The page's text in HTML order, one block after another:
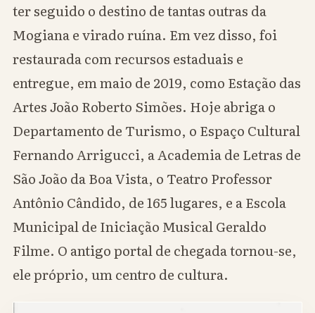
ter seguido o destino de tantas outras da
Mogiana e virado ruína. Em vez disso, foi
restaurada com recursos estaduais e
entregue, em maio de 2019, como Estação das
Artes João Roberto Simões. Hoje abriga o
Departamento de Turismo, o Espaço Cultural
Fernando Arrigucci, a Academia de Letras de
São João da Boa Vista, o Teatro Professor
Antônio Cândido, de 165 lugares, e a Escola
Municipal de Iniciação Musical Geraldo
Filme. O antigo portal de chegada tornou-se,
ele próprio, um centro de cultura.